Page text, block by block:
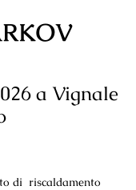
a Vignale
di riscaldamento